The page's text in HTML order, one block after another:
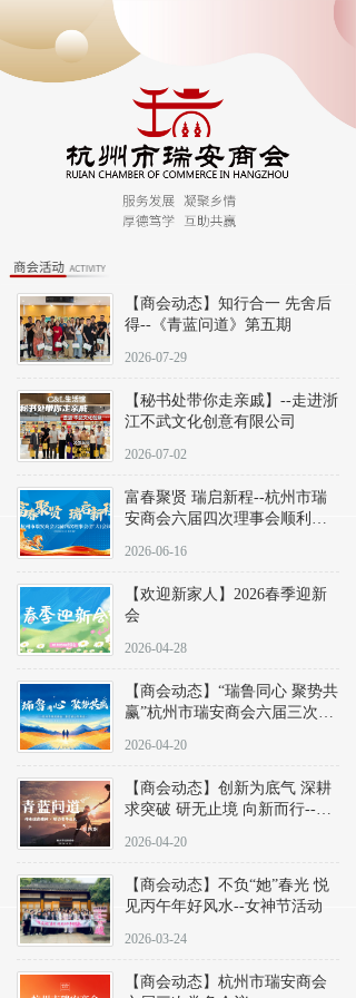
【商会动态】知行合一 先舍后
得--《青蓝问道》第五期
2026-07-29
【秘书处带你走亲戚】--走进浙
江不武文化创意有限公司
2026-07-02
富春聚贤 瑞启新程--杭州市瑞
安商会六届四次理事会顺利召
2026-06-16
【欢迎新家人】2026春季迎新
会
2026-04-28
【商会动态】“瑞鲁同心 聚势共
赢”杭州市瑞安商会六届三次会
进浙江省山东商会
2026-04-20
【商会动态】创新为底气 深耕
求突破 研无止境 向新而行--
2026-04-20
【商会动态】不负“她”春光 悦
见丙午年好风水--女神节活动
2026-03-24
【商会动态】杭州市瑞安商会